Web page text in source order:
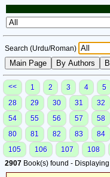
Search (Urdu/Roman)
<< 1 2 3 4 5
28
29 30 31 32
54
55 56 57 58
80
81 82 83 84
105
106 107 108
2907 Book(s) found - Displaying